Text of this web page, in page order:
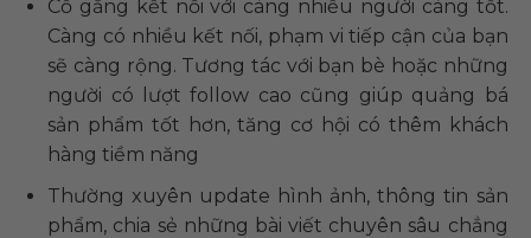
Cố gắng kết nối với càng nhiều người càng tốt.
Càng có nhiều kết nối, phạm vi tiếp cận của bạn
sẽ càng rộng. Tương tác với bạn bè hoặc những
người có lượt follow cao cũng giúp quảng bá
sản phẩm tốt hơn, tăng cơ hội có thêm khách
hàng tiềm năng
Thường xuyên update hình ảnh, thông tin sản
phẩm, chia sẻ những bài viết chuyên sâu chẳng